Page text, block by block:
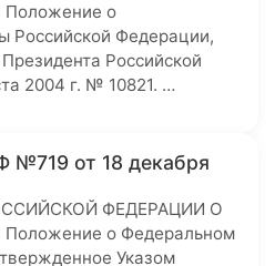
Положение о
Российской Федерации,
Российской
2004 г. № 10821. …
№719 от 18 декабря
ФЕДЕРАЦИИ О
Положение о Федеральном
Указом